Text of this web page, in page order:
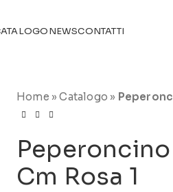
NEWSCONTATTI
Home »Catalogo »
Cm Rosa 1